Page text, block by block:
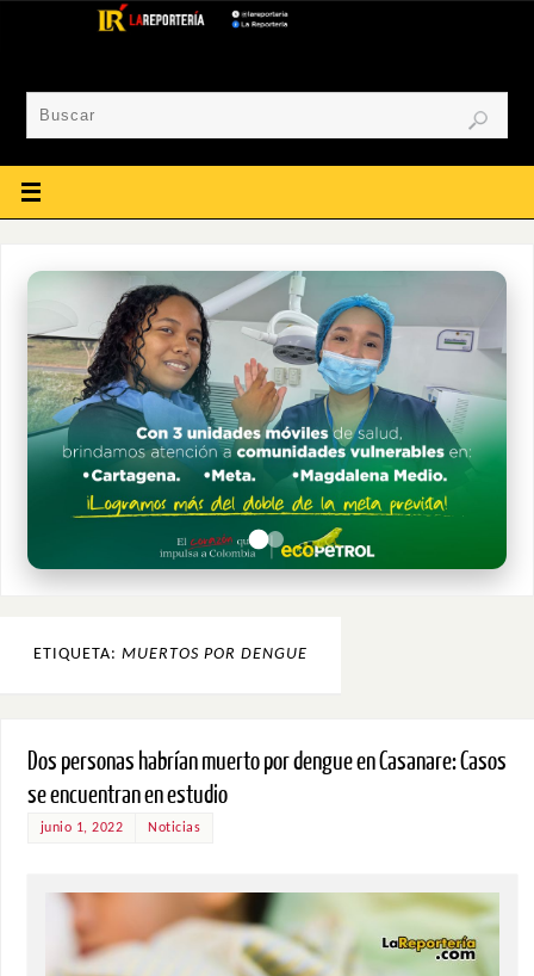
ETIQUETA: MUERTOS POR DENGUE
Dos personas habrían muerto por dengue en Casanare: Casos
se encuentran en estudio
junio 1, 2022 Noticias